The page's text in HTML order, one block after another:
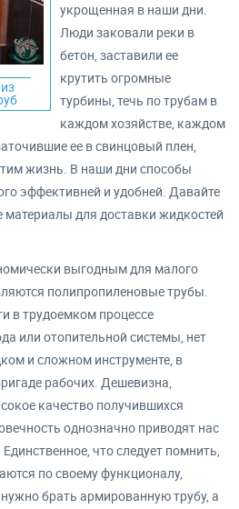
укрощенная в наши дни.
Люди заковали реки в
бетон, заставили ее
крутить огромные
турбины, течь по трубам в
каждом хозяйстве, каждом
ее в свинцовый плен,
жизнь. В наши дни способы
эффективней и удобней. Давайте
для доставки жидкостей
выгодным для малого
полипропиленовые трубы.
в трудоемком процессе
или отопительной системы, нет
и сложном инструменте, в
рабочих. Дешевизна,
качество получившихся
однозначно приводят нас
что следует помнить,
по своему функционалу,
брать армированную трубу, а